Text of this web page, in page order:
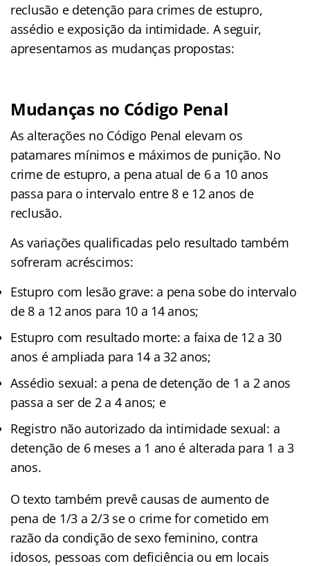
reclusão e detenção para crimes de estupro,
assédio e exposição da intimidade. A seguir,
apresentamos as mudanças propostas:
Mudanças no Código Penal
As alterações no Código Penal elevam os
patamares mínimos e máximos de punição. No
crime de estupro, a pena atual de 6 a 10 anos
passa para o intervalo entre 8 e 12 anos de
reclusão.
As variações qualificadas pelo resultado também
sofreram acréscimos:
Estupro com lesão grave: a pena sobe do intervalo
de 8 a 12 anos para 10 a 14 anos;
Estupro com resultado morte: a faixa de 12 a 30
anos é ampliada para 14 a 32 anos;
Assédio sexual: a pena de detenção de 1 a 2 anos
passa a ser de 2 a 4 anos; e
Registro não autorizado da intimidade sexual: a
detenção de 6 meses a 1 ano é alterada para 1 a 3
anos.
O texto também prevê causas de aumento de
pena de 1/3 a 2/3 se o crime for cometido em
razão da condição de sexo feminino, contra
idosos, pessoas com deficiência ou em locais